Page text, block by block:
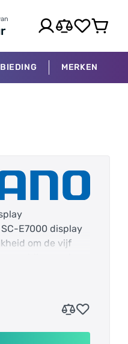
MERKEN
E7000 display
om de vijf
zichtbaar